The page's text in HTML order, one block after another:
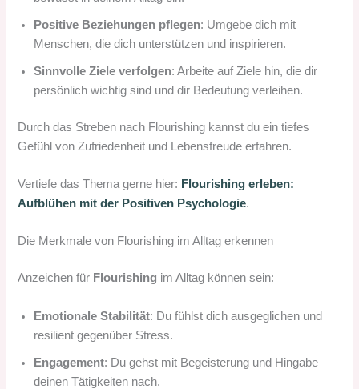
Positive Beziehungen pflegen: Umgebe dich mit
Menschen, die dich unterstützen und inspirieren.
Sinnvolle Ziele verfolgen: Arbeite auf Ziele hin, die dir
persönlich wichtig sind und dir Bedeutung verleihen.
Durch das Streben nach Flourishing kannst du ein tiefes
Gefühl von Zufriedenheit und Lebensfreude erfahren.
Vertiefe das Thema gerne hier: Flourishing erleben:
Aufblühen mit der Positiven Psychologie.
Die Merkmale von Flourishing im Alltag erkennen
Anzeichen für Flourishing im Alltag können sein:
Emotionale Stabilität: Du fühlst dich ausgeglichen und
resilient gegenüber Stress.
Engagement: Du gehst mit Begeisterung und Hingabe
deinen Tätigkeiten nach.